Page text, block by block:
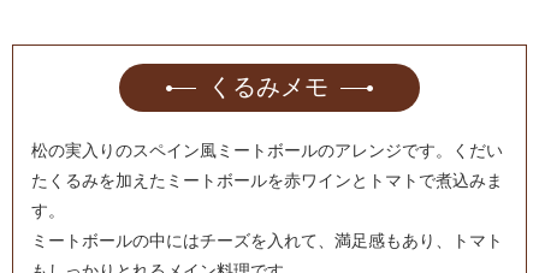
くるみメモ
松の実入りのスペイン風ミートボールのアレンジです。くだい
たくるみを加えたミートボールを赤ワインとトマトで煮込みま
す。
ミートボールの中にはチーズを入れて、満足感もあり、トマト